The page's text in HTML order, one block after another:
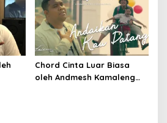
Chord Cinta Luar Biasa
oleh Andmesh Kamaleng